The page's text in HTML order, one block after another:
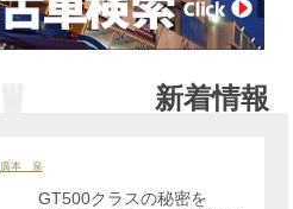
新着情報
廣本 泉
GT500クラスの秘密を